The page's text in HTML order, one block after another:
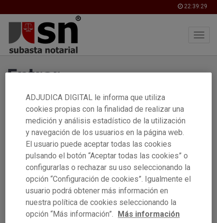
22:39:29
Entrar
Identificación
Contraseña
ADJUDICA DIGITAL le informa que utiliza
cookies propias con la finalidad de realizar una
medición y análisis estadístico de la utilización
y navegación de los usuarios en la página web.
El usuario puede aceptar todas las cookies
pulsando el botón “Aceptar todas las cookies” o
configurarlas o rechazar su uso seleccionando la
opción “Configuración de cookies”. Igualmente el
usuario podrá obtener más información en
nuestra política de cookies seleccionando la
opción “Más información”. Más información